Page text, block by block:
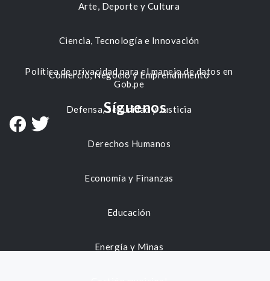
Arte, Deporte y Cultura
Ciencia, Tecnología e Innovación
Comercio, Negocio y Emprendimiento
Defensa, Seguridad y Justicia
Derechos Humanos
Economía y Finanzas
Educación
Energía y Minas
Política de privacidad para el manejo de datos en
Gob.pe
Síguenos